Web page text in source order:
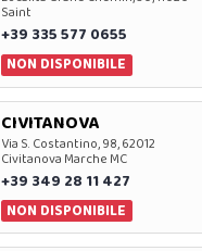
Saint
+39 335 577 0655
NON DISPONIBILE
CIVITANOVA
Via S. Costantino, 98, 62012
Civitanova Marche MC
+39 349 28 11 427
NON DISPONIBILE